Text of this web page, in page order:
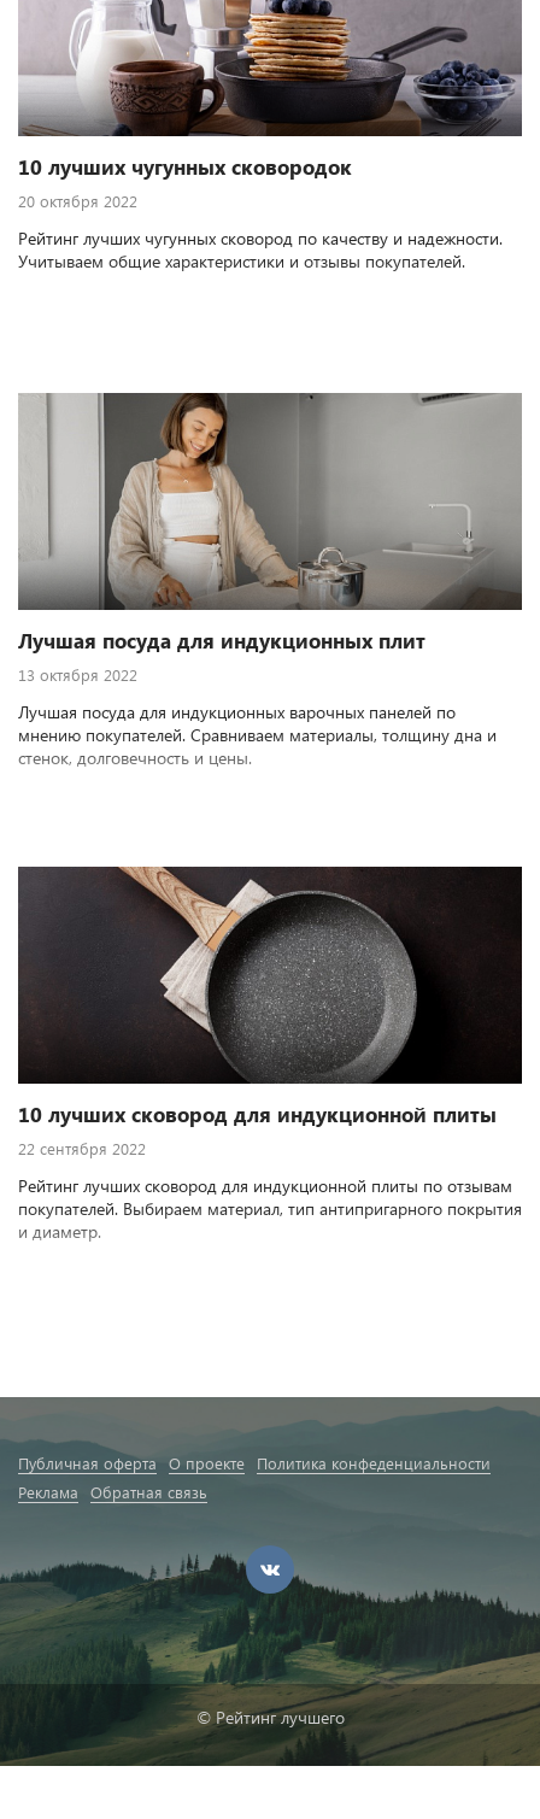
10 лучших чугунных сковородок
20 октября 2022
Рейтинг лучших чугунных сковород по качеству и надежности.
Учитываем общие характеристики и отзывы покупателей.
Лучшая посуда для индукционных плит
13 октября 2022
Лучшая посуда для индукционных варочных панелей по
мнению покупателей. Сравниваем материалы, толщину дна и
стенок, долговечность и цены.
10 лучших сковород для индукционной плиты
22 сентября 2022
Рейтинг лучших сковород для индукционной плиты по отзывам
покупателей. Выбираем материал, тип антипригарного покрытия
и диаметр.
Публичная оферта О проекте
Политика конфеденциальности
Реклама
Обратная связь
© Рейтинг лучшего